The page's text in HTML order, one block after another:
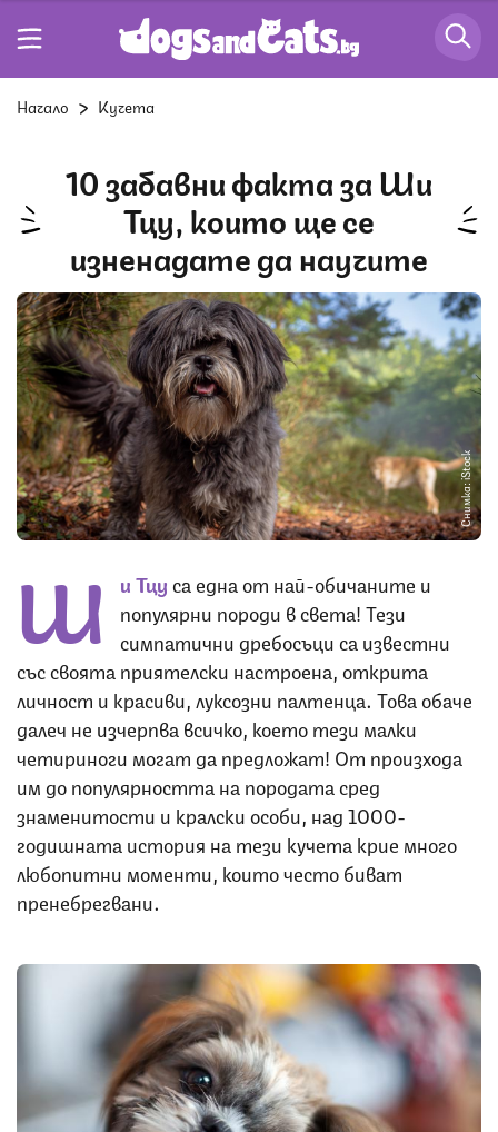
Начало Кучета
10 забавни факта за Ши
Тцу, които ще се
изненадате да научите
Снимка: iStock
Ш и Тцуса една от най-обичаните и
популярни породи в света! Тези
симпатични дребосъци са известни
със своята приятелски настроена, открита
личност и красиви, луксозни палтенца. Това обаче
далеч не изчерпва всичко, което тези малки
четириноги могат да предложат! От произхода
им до популярността на породата сред
знаменитости и кралски особи, над 1000-
годишната история на тези кучета крие много
любопитни моменти, които често биват
пренебрегвани.